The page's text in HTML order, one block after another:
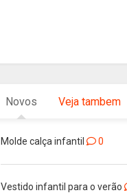
Novos Veja tambem
Molde calça infantil 0
Vestido infantil para o verão